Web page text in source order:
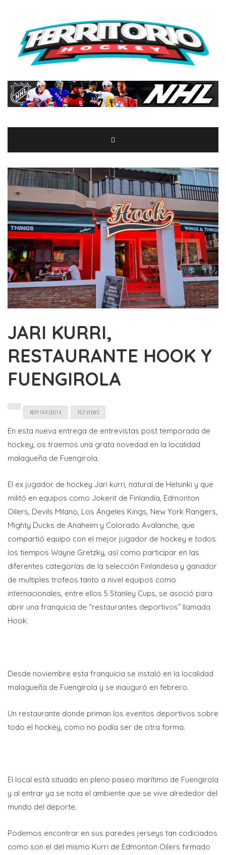
JARI KURRI,
RESTAURANTE HOOK Y
FUENGIROLA
KOPITAR CEUTA 162 VIEWS
En esta nueva entrega de entrevistas post temporada de
hockey, os traemos una grata novedad en la localidad
malagueña de Fuengirola.
El ex jugador de hockey Jari kurri, natural de Helsinki y que
militó en equipos como Jokerit de Finlandia, Edmonton
Oilers, Devils Milano, Los Ángeles Kings, New York Rangers,
Mighty Ducks de Anaheim y Colorado Avalanche, que
compartió equipo con el mejor jugador de hockey e todos
los tiempos Wayne Gretzky, así como participar en las
diferentes categorías de la selección Finlandesa y ganador
de multiples trofeos tanto a nivel equipos como
internacionales, entre ellos 5 Stanley Cups, se asoció para
abrir una franquicia de “restaurantes deportivos” llamada
Hook.
Desde noviembre esta franquicia se instaló en la localidad
malagueña de Fuengirola y se inauguró en febrero.
Un restaurante donde priman los eventos deportivos sobre
todo el hockey, como no podía ser de otra forma.
El local está situado en pleno paseo marítimo de Fuengirola
y al entrar ya se nota el ambiente que se vive alrededor del
mundo del deporte.
Podemos encontrar en sus paredes jerseys tan codiciados
como son el del mismo Kurri de Edmonton Oilers firmado